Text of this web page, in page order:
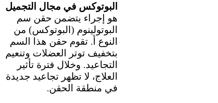
البوتوكس في مجال التجميل
هو إجراء يتضمن حقن سم
البوتولينوم (البوتوكس) من
النوع أ. تقوم حقن هذا السم
بتخفيف توتر العضلات وتنعيم
التجاعيد. وخلال فترة تأثير
العلاج، لا تظهر تجاعيد جديدة
في منطقة الحقن.